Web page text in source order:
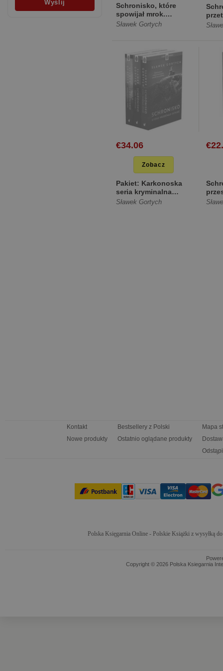
Schronisko, które
spowijał mrok.
Wydanie specjalne
Sławek Gortych
€34.06
Zobacz
Pakiet: Karkonoska
seria kryminalna
(tomy 1-3) [Miękka]
Sławek Gortych
Kontakt
Nowe produkty
Bestsellery z Polski
Ostatnio oglądane produkty
Mapa
Polska Księgarnia Online - Polskie Książki z wysyłką
Copyright © 2026 Polska Ksiegarnia